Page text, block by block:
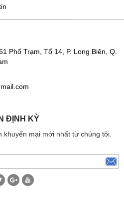
Phố Trạm, Tổ 14, P. Long Biên, Q.
ĐỊNH KỲ
mại mới nhất từ chúng tôi.